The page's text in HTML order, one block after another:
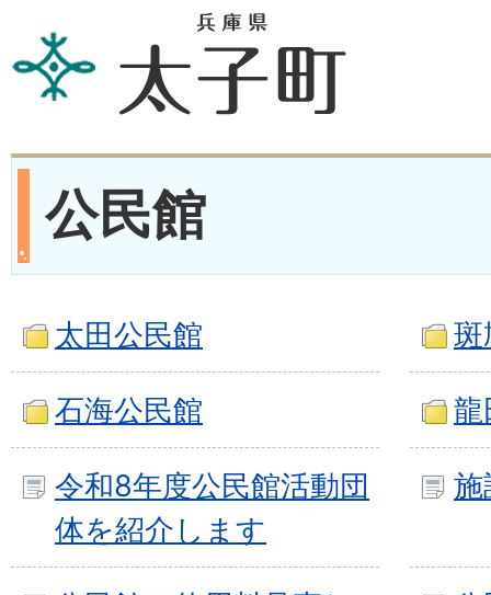
公民館
太田公民館 斑
石海公民館 龍
令和8年度公民館活動団
体を紹介します
施